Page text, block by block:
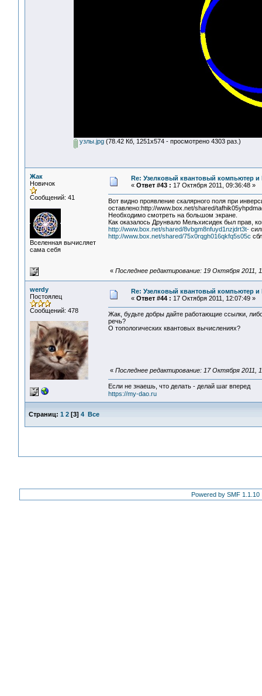
узлы.jpg (78.42 Кб, 1251x574 - просмотрено 4303 раз.)
Жак
Новичок
Сообщений: 41
Вселенная вычисляет
сама себя
Re: Узелковый квантовый компьютер и
« Ответ #43 : 17 Октября 2011, 09:36:48 »
Вот видно проявление скалярного поля при
оставлено:http://www.box.net/shared/
Необходимо смотреть на большом экране.
Как оказалось Друнвало Мельхисидек был прав,
http://www.box.net/shared/8vbgm8nfuyd1nzjdrt3t-
http://www.box.net/shared/75x0rqgh016qkfq5s05c
« Последнее редактирование: 19 Октября 2011,
werdy
Постоялец
Сообщений: 478
Re: Узелковый квантовый компьютер и
« Ответ #44 : 17 Октября 2011, 12:07:49 »
Жак, будьте добры дайте работающие ссылки,
речь?
О топологических квантовых вычислениях?
« Последнее редактирование: 17 Октября 2011,
Если не знаешь, что делать - делай шаг вперед
https://my-dao.ru
Страниц: 1 2 [3] 4 Все
Powered by SMF 1.1.10